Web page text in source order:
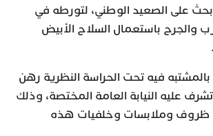
على الصعيد الوطني، لتورطه في
والجرح باستعمال السلاح الأبيض
فيه تحت الحراسة النظرية رهن
عليه النيابة العامة المختصة، وذلك
وملابسات وخلفيات هذه